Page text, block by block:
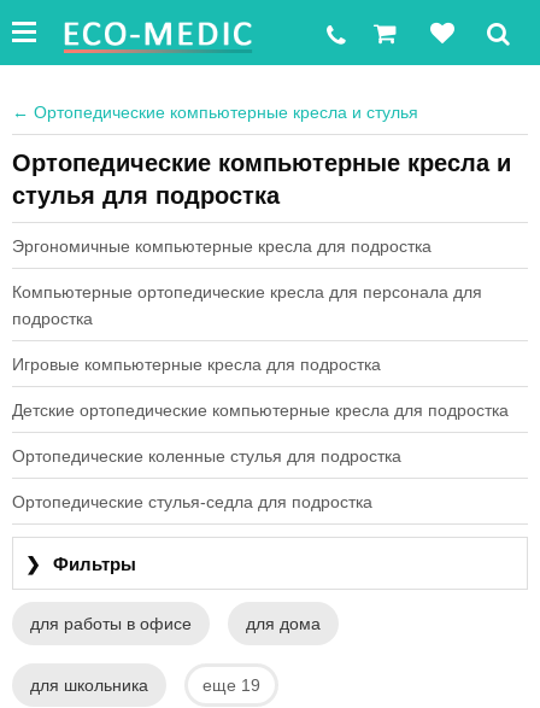
← Ортопедические компьютерные кресла и стулья
Ортопедические компьютерные кресла и
стулья для подростка
Эргономичные компьютерные кресла для подростка
Компьютерные ортопедические кресла для персонала для
подростка
Игровые компьютерные кресла для подростка
Детские ортопедические компьютерные кресла для подростка
Ортопедические коленные стулья для подростка
Ортопедические стулья-седла для подростка
❯ Фильтры
для работы в офисе для дома
для школьника еще 19